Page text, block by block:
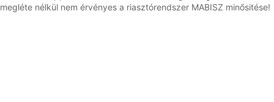
megléte nélkül nem érvényes a riasztórendszer MABISZ minősitése!